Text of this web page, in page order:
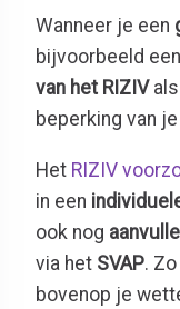
Wanneer je een
bijvoorbeeld
van het RIZIVals
beperking van
Het RIZIV
in een
ook nog
via het SVAP.
bovenop je